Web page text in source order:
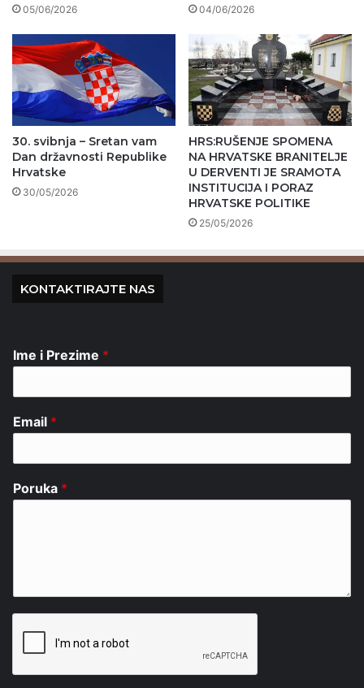
05/06/2026 04/06/2026
30. svibnja – Sretan vam
Dan državnosti Republike
Hrvatske
30/05/2026
HRS:RUŠENJE SPOMENA
NA HRVATSKE BRANITELJE
U DERVENTI JE SRAMOTA
INSTITUCIJA I PORAZ
HRVATSKE POLITIKE
25/05/2026
KONTAKTIRAJTE NAS
Ime i Prezime *
Email *
Poruka *